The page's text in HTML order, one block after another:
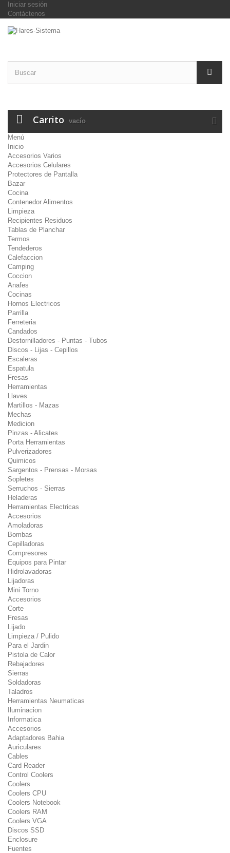
Iniciar sesión
Contáctenos
Carrito vacío
Menú
Inicio
Accesorios Varios
Accesorios Celulares
Protectores de Pantalla
Bazar
Cocina
Contenedor Alimentos
Limpieza
Recipientes Residuos
Tablas de Planchar
Termos
Tendederos
Calefaccion
Camping
Coccion
Anafes
Cocinas
Hornos Electricos
Parrilla
Ferreteria
Candados
Destornilladores - Puntas - Tubos
Discos - Lijas - Cepillos
Escaleras
Espatula
Fresas
Herramientas
Llaves
Martillos - Mazas
Mechas
Medicion
Pinzas - Alicates
Porta Herramientas
Pulverizadores
Quimicos
Sargentos - Prensas - Morsas
Sopletes
Serruchos - Sierras
Heladeras
Herramientas Electricas
Accesorios
Amoladoras
Bombas
Cepilladoras
Compresores
Equipos para Pintar
Hidrolavadoras
Lijadoras
Mini Torno
Accesorios
Corte
Fresas
Lijado
Limpieza / Pulido
Para el Jardin
Pistola de Calor
Rebajadores
Sierras
Soldadoras
Taladros
Herramientas Neumaticas
Iluminacion
Informatica
Accesorios
Adaptadores Bahia
Auriculares
Cables
Card Reader
Control Coolers
Coolers
Coolers CPU
Coolers Notebook
Coolers RAM
Coolers VGA
Discos SSD
Enclosure
Fuentes